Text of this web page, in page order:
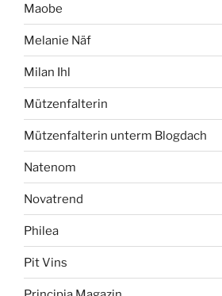
Maobe
Melanie Näf
Milan Ihl
Mützenfalterin
Mützenfalterin unterm Blogdach
Natenom
Novatrend
Philea
Pit Vins